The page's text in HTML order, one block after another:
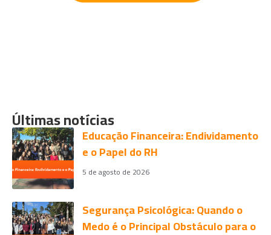
Últimas notícias
Educação Financeira: Endividamento
e o Papel do RH
5 de agosto de 2026
Segurança Psicológica: Quando o
Medo é o Principal Obstáculo para o